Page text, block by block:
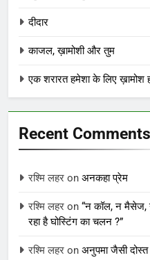
दीदार
काजल, ख़ामोशी और तुम
एक शरारत हमेशा के लिए ख़ामोश
Recent Comments
रश्मि लहर on अनकहा प्रेम
रश्मि लहर on “न कॉल, न मैसेज,
रहा है घोस्टिंग का चलन ?”
रश्मि लहर on अनुपमा जैसी